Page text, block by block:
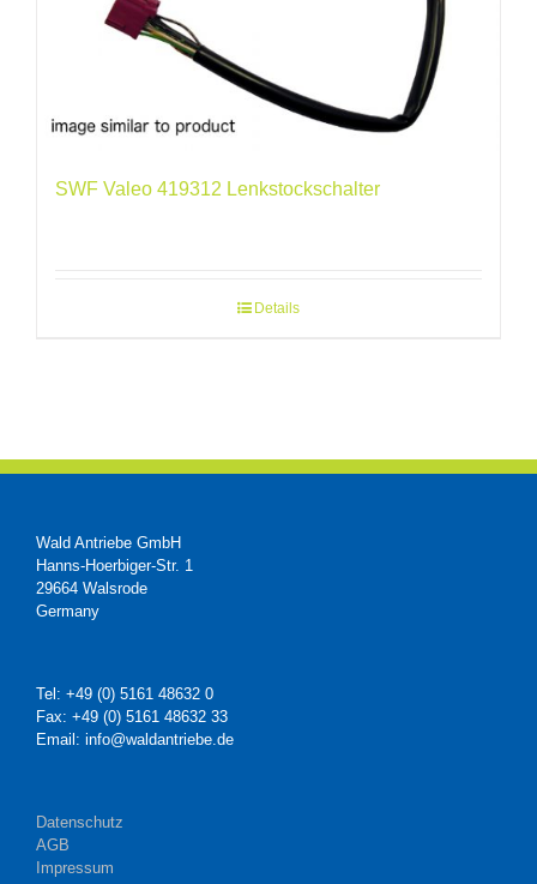
SWF Valeo 419312 Lenkstockschalter
Details
Wald Antriebe GmbH
Hanns-Hoerbiger-Str. 1
29664 Walsrode
Germany
Tel: +49 (0) 5161 48632 0
Fax: +49 (0) 5161 48632 33
Email: info@waldantriebe.de
Datenschutz
AGB
Impressum